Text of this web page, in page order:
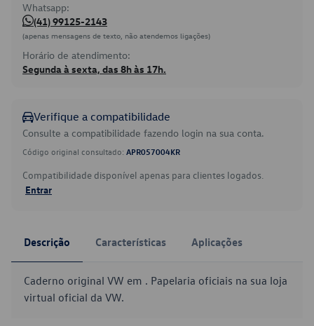
Whatsapp:
(41) 99125-2143
(apenas mensagens de texto, não atendemos ligações)
Horário de atendimento:
Segunda à sexta, das 8h às 17h.
Verifique a compatibilidade
Consulte a compatibilidade fazendo login na sua conta.
Código original consultado: APR057004KR
Compatibilidade disponível apenas para clientes logados.
Entrar
Descrição Características Aplicações
Caderno original VW em . Papelaria oficiais na sua loja
virtual oficial da VW.